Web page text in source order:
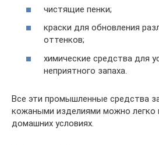
чистящие пенки;
краски для обновления
оттенков;
химические средства для
неприятного запаха.
Все эти промышленные средства
кожаными изделиями можно легко
домашних условиях.